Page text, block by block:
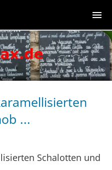
...
Schalotten und